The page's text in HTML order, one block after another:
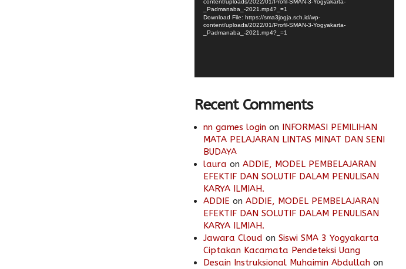
content/uploads/2022/01/Profil-SMAN-3-Yogyakarta-
_Padmanaba_-2021.mp4?_=1
Download File: https://sma3jogja.sch.id/wp-
content/uploads/2022/01/Profil-SMAN-3-Yogyakarta-
_Padmanaba_-2021.mp4?_=1
Recent Comments
nn games login on INFORMASI PEMILIHAN
MATA PELAJARAN LINTAS MINAT DAN SENI
BUDAYA
laura on ADDIE, MODEL PEMBELAJARAN
EFEKTIF DAN SOLUTIF DALAM PENULISAN
KARYA ILMIAH.
ADDIE on ADDIE, MODEL PEMBELAJARAN
EFEKTIF DAN SOLUTIF DALAM PENULISAN
KARYA ILMIAH.
Jawara Cloud on Siswi SMA 3 Yogyakarta
Ciptakan Kacamata Pendeteksi Uang
Desain Instruksional Muhaimin Abdullah on